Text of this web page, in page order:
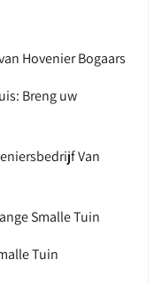
Hovenier Bogaars
Breng uw
Van
Smalle Tuin
Tuin